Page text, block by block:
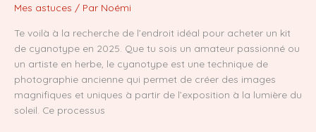
Mes astuces / Par Noémi
Te voilà à la recherche de l’endroit idéal pour acheter un kit
de cyanotype en 2025. Que tu sois un amateur passionné ou
un artiste en herbe, le cyanotype est une technique de
photographie ancienne qui permet de créer des images
magnifiques et uniques à partir de l’exposition à la lumière du
soleil. Ce processus